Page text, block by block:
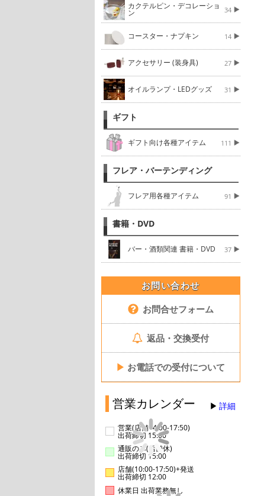
カクテルピン・デコレーショ
ン 34
コースター・ナプキン 14
アクセサリー (装身具) 27
オイルランプ・LEDグッズ 31
ギフト
ギフト向け各種アイテム 111
フレア・バーテンディング
フレア用各種アイテム 91
書籍・DVD
バー・酒類関連 書籍・DVD 37
お問い合わせ
お問合せフォーム
返品・交換受付
▶ お電話での受付について
営業カレンダー 詳細
営業(店舗14:00-17:50)
出荷締切 15:00
通販のみ(店舗休)
出荷締切 15:00
店舗(10:00-17:50)+発送
出荷締切 12:00
休業日 出荷業務無し